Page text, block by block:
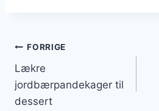
Indlægsnavigation
FORRIGE
Lækre
jordbærpandekager til
dessert